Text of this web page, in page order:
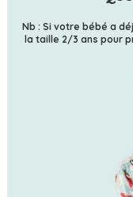
Nb : Si votre bébé a
la taille 2/3 ans pour